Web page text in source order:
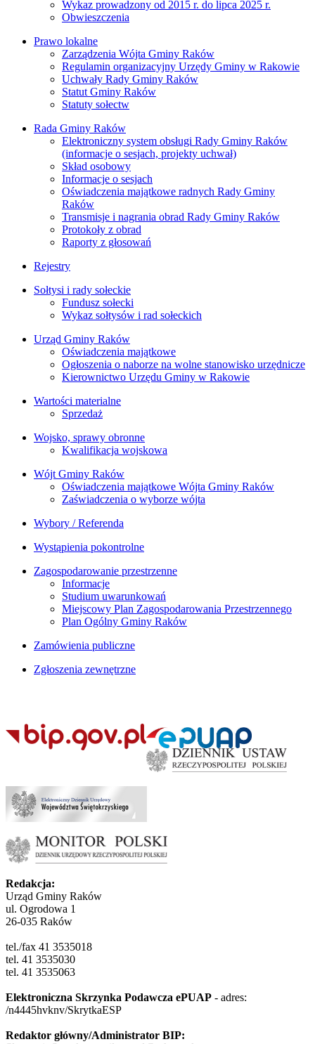
Wykaz prowadzony od 2015 r. do lipca 2025 r.
Obwieszczenia
Prawo lokalne
Zarządzenia Wójta Gminy Raków
Regulamin organizacyjny Urzędy Gminy w Rakowie
Uchwały Rady Gminy Raków
Statut Gminy Raków
Statuty sołectw
Rada Gminy Raków
Elektroniczny system obsługi Rady Gminy Raków
(informacje o sesjach, projekty uchwał)
Skład osobowy
Informacje o sesjach
Oświadczenia majątkowe radnych Rady Gminy
Raków
Transmisje i nagrania obrad Rady Gminy Raków
Protokoły z obrad
Raporty z głosowań
Rejestry
Sołtysi i rady sołeckie
Fundusz sołecki
Wykaz sołtysów i rad sołeckich
Urząd Gminy Raków
Oświadczenia majątkowe
Ogłoszenia o naborze na wolne stanowisko urzędnicze
Kierownictwo Urzędu Gminy w Rakowie
Wartości materialne
Sprzedaż
Wojsko, sprawy obronne
Kwalifikacja wojskowa
Wójt Gminy Raków
Oświadczenia majątkowe Wójta Gminy Raków
Zaświadczenia o wyborze wójta
Wybory / Referenda
Wystąpienia pokontrolne
Zagospodarowanie przestrzenne
Informacje
Studium uwarunkowań
Miejscowy Plan Zagospodarowania Przestrzennego
Plan Ogólny Gminy Raków
Zamówienia publiczne
Zgłoszenia zewnętrzne
Redakcja:
Urząd Gminy Raków
ul. Ogrodowa 1
26-035 Raków
tel./fax 41 3535018
tel. 41 3535030
tel. 41 3535063
Elektroniczna Skrzynka Podawcza ePUAP - adres:
/n4445hvknv/SkrytkaESP
Redaktor główny/Administrator BIP: